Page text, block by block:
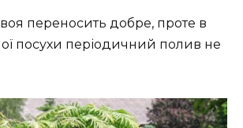
переносить добре, проте в
посухи періодичний полив не